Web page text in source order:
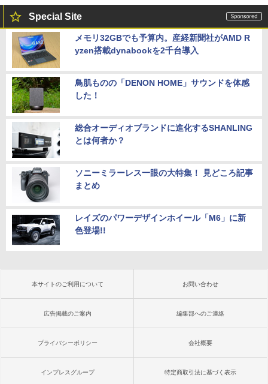
Special Site
メモリ32GBでも予算内。産経新聞社がAMD R
yzen搭載dynabookを2千台導入
鳥肌ものの「DENON HOME」サウンドを体感
した！
総合オーディオブランドに進化するSHANLING
とは何者か？
ソニーミラーレス一眼の大特集！ 見どころ記事
まとめ
レイズのパワーデザインホイール「M6」に新
色登場!!
本サイトのご利用について お問い合わせ
広告掲載のご案内 編集部へのご連絡
プライバシーポリシー 会社概要
インプレスグループ 特定商取引法に基づく表示